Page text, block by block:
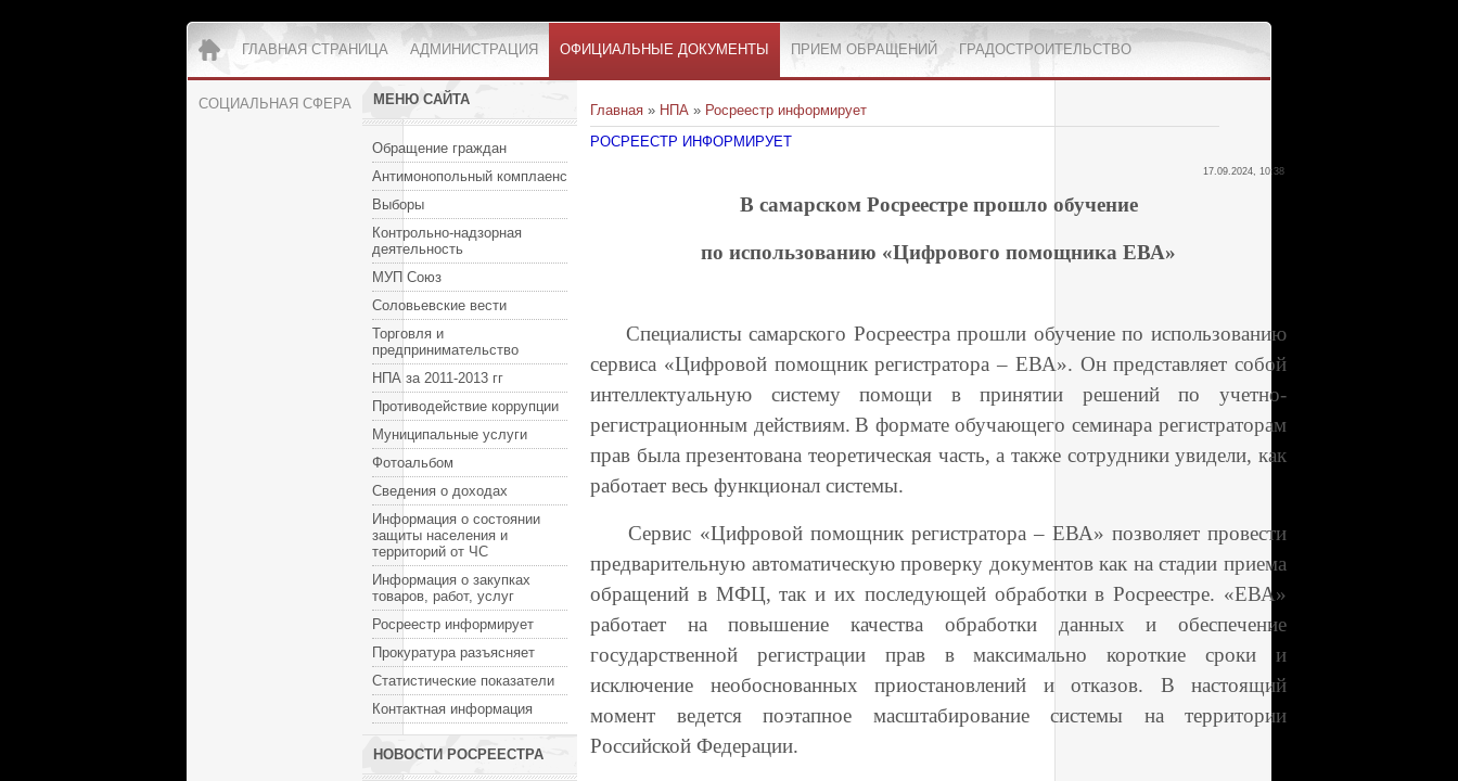
ГЛАВНАЯ СТРАНИЦА АДМИНИСТРАЦИЯ ОФИЦИАЛЬНЫЕ ДОКУМЕНТЫ ПРИЕМ ОБРАЩЕНИЙ ГРАДОСТРОИТЕЛЬСТВО
СОЦИАЛЬНАЯ СФЕРА МЕНЮ САЙТА
Обращение граждан
Антимонопольный комплаенс
Выборы
Контрольно-надзорная
деятельность
МУП Союз
Соловьевские вести
Торговля и
предпринимательство
НПА за 2011-2013 гг
Противодействие коррупции
Муниципальные услуги
Фотоальбом
Сведения о доходах
Информация о состоянии
защиты населения и
территорий от ЧС
Информация о закупках
товаров, работ, услуг
Росреестр информирует
Прокуратура разъясняет
Статистические показатели
Контактная информация
НОВОСТИ РОСРЕЕСТРА
Главная » НПА » Росреестр информирует
РОСРЕЕСТР ИНФОРМИРУЕТ
17.09.2024, 10:38
В самарском Росреестре прошло обучение
по использованию «Цифрового помощника ЕВА»
Специалисты самарского Росреестра прошли обучение по использованию
сервиса «Цифровой помощник регистратора – ЕВА». Он представляет собой
интеллектуальную систему помощи в принятии решений по учетно-
регистрационным действиям. В формате обучающего семинара регистраторам
прав была презентована теоретическая часть, а также сотрудники увидели, как
работает весь функционал системы.
Сервис «Цифровой помощник регистратора – ЕВА» позволяет провести
предварительную автоматическую проверку документов как на стадии приема
обращений в МФЦ, так и их последующей обработки в Росреестре. «ЕВА»
работает на повышение качества обработки данных и обеспечение
государственной регистрации прав в максимально короткие сроки и
исключение необоснованных приостановлений и отказов. В настоящий
момент ведется поэтапное масштабирование системы на территории
Российской Федерации.